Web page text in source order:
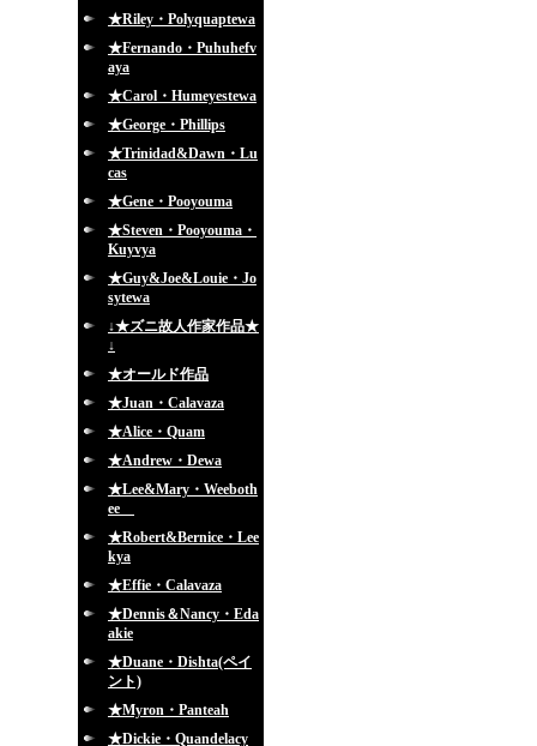
★Riley・Polyquaptewa
★Fernando・Puhuhefv
aya
★Carol・Humeyestewa
★George・Phillips
★Trinidad&Dawn・Lu
cas
★Gene・Pooyouma
★Steven・Pooyouma・
Kuyvya
★Guy&Joe&Louie・Jo
sytewa
↓★ズニ故人作家作品★
↓
★オールド作品
★Juan・Calavaza
★Alice・Quam
★Andrew・Dewa
★Lee&Mary・Weeboth
ee
★Robert&Bernice・Lee
kya
★Effie・Calavaza
★Dennis＆Nancy・Eda
akie
★Duane・Dishta(ペイ
ント)
★Myron・Panteah
★Dickie・Quandelacy